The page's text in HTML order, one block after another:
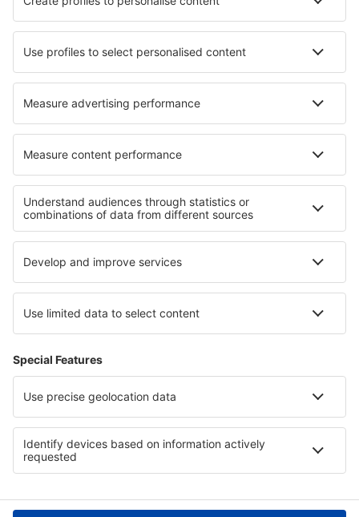
Cele mai bune hoteluri - orașe
Hoteluri Saint Aubin Hoteluri în Saintes
Hoteluri în Lukow Hoteluri în Iseltwald
Hoteluri în Orzesze Hoteluri în Nidderau
Hoteluri în Lindos Hoteluri în Cockerham
Cele mai bune hoteluri - regiuni
Hoteluri in Valea Ötz Hoteluri in Curonian Spit National Park
Hoteluri în Gotland Hoteluri in Cairo